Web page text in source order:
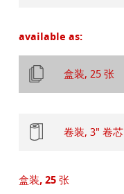
available as:
盒装, 25 张
卷装, 3" 卷芯
盒装, 25 张